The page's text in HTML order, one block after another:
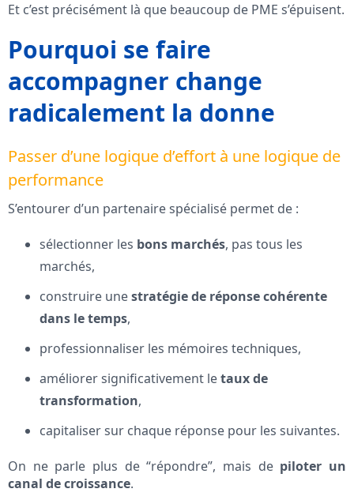
Et c’est précisément là que beaucoup de PME s’épuisent.
Pourquoi se faire
accompagner change
radicalement la donne
Passer d’une logique d’effort à une logique de
performance
S’entourer d’un partenaire spécialisé permet de :
sélectionner les bons marchés, pas tous les
marchés,
construire unestratégie de réponse cohérente
dans le temps,
professionnaliser les mémoires techniques,
améliorer significativement letaux de
transformation,
capitaliser sur chaque réponse pour les suivantes.
On ne parle plus de “répondre”, mais de piloter un
canal de croissance.